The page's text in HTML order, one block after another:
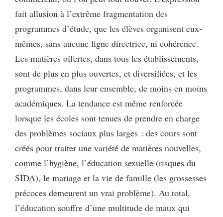
fait allusion à l’extrême fragmentation des
programmes d’étude, que les élèves organisent eux-
mêmes, sans aucune ligne directrice, ni cohérence.
Les matières offertes, dans tous les établissements,
sont de plus en plus ouvertes, et diversifiées, et les
programmes, dans leur ensemble, de moins en moins
académiques. La tendance est même renforcée
lorsque les écoles sont tenues de prendre en charge
des problèmes sociaux plus larges : des cours sont
créés pour traiter une variété de matières nouvelles,
comme l’hygiène, l’éducation sexuelle (risques du
SIDA), le mariage et la vie de famille (les grossesses
précoces demeurent un vrai problème). Au total,
l’éducation souffre d’une multitude de maux qui